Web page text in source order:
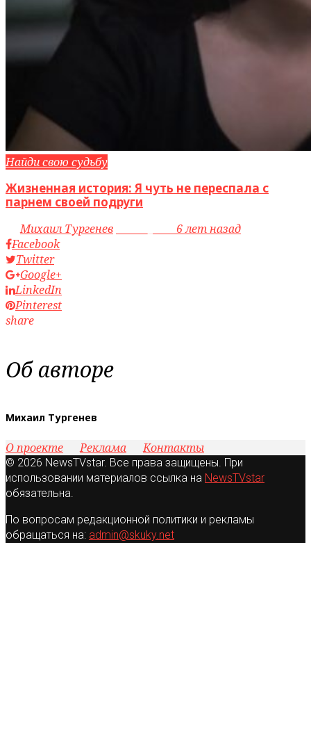
Найди свою судьбу
Жизненная история: Я чуть не переспала с
парнем своей подруги
byМихаил Тургенев
6 лет назад
Facebook
Twitter
Google+
LinkedIn
Pinterest
share
Об авторе
Михаил Тургенев
О проекте Реклама Контакты
© 2026 NewsTVstar. Все права защищены. При
использовании материалов ссылка на NewsTVstar
обязательна.
По вопросам редакционной политики и рекламы
обращаться на: admin@skuky.net